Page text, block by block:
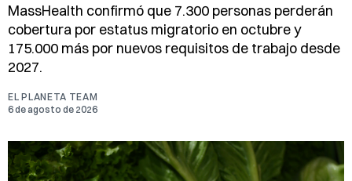
MassHealth confirmó que 7.300 personas perderán
cobertura por estatus migratorio en octubre y
175.000 más por nuevos requisitos de trabajo desde
2027.
EL PLANETA TEAM
6 de agosto de 2026